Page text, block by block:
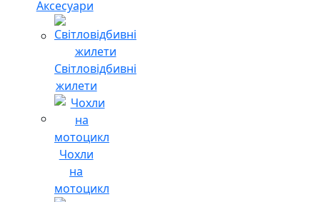
Аксесуари
Світловідбивні
жилети
Чохли
на
мотоцикл